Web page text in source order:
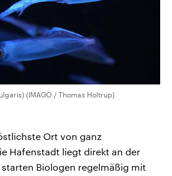
(IMAGO / Thomas Holtrup)
Ort von ganz
Hafenstadt liegt direkt an der
Biologen regelmäßig mit